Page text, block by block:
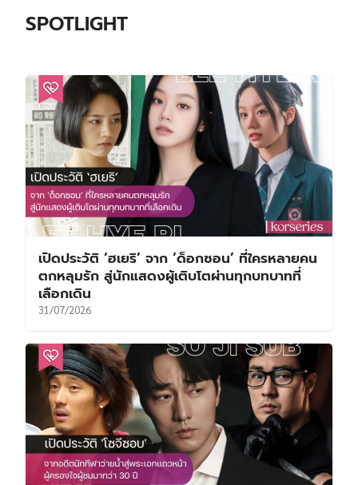
SPOTLIGHT
เปิดประวัติ ‘ฮเยริ’ จาก ‘ด็อกซอน’ ที่ใครหลายคน
ตกหลุมรัก สู่นักแสดงผู้เติบโตผ่านทุกบทบาทที่
เลือกเดิน
31/07/2026